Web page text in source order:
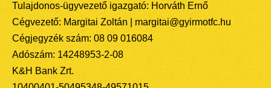
Tulajdonos-ügyvezető igazgató: Horváth Ernő
Cégvezető: Margitai Zoltán | margitai@gyirmotfc.hu
Cégjegyzék szám: 08 09 016084
Adószám: 14248953-2-08
K&H Bank Zrt.